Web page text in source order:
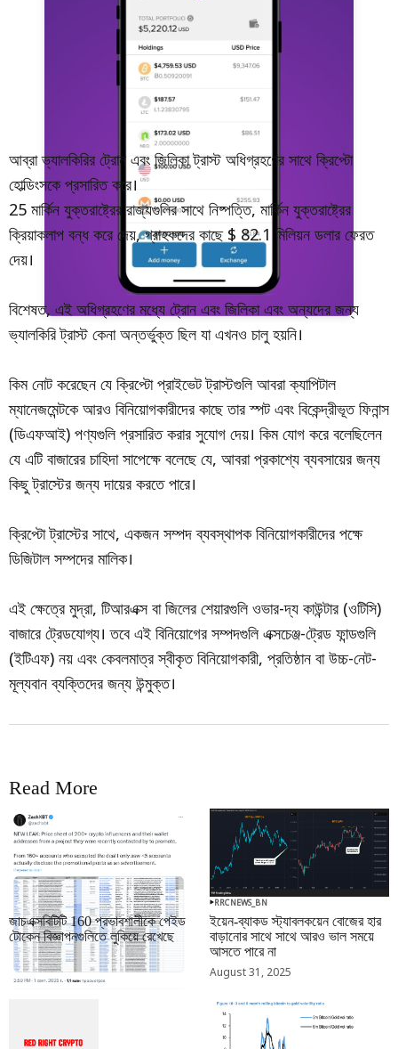
আব্রা ভ্যালকিরির ট্রোন এবং জিলিকা ট্রাস্ট অধিগ্রহণের সাথে ক্রিপ্টো
হোল্ডিংসকে প্রসারিত করে।
25 মার্কিন যুক্তরাষ্ট্রের রাজ্যগুলির সাথে নিষ্পত্তি, মার্কিন যুক্তরাষ্ট্রের
ক্রিয়াকলাপ বন্ধ করে দেয়, গ্রাহকদের কাছে $ 82.1 মিলিয়ন ডলার ফেরত
দেয়।
বিশেষত, এই অধিগ্রহণের মধ্যে ট্রোন এবং জিলিকা এবং অন্যদের জন্য
ভ্যালকিরি ট্রাস্ট কেনা অন্তর্ভুক্ত ছিল যা এখনও চালু হয়নি।
কিম নোট করেছেন যে ক্রিপ্টো প্রাইভেট ট্রাস্টগুলি আবরা ক্যাপিটাল
ম্যানেজমেন্টকে আরও বিনিয়োগকারীদের কাছে তার স্পট এবং বিকেন্দ্রীভূত ফিনান্স
(ডিএফআই) পণ্যগুলি প্রসারিত করার সুযোগ দেয়। কিম যোগ করে বলেছিলেন
যে এটি বাজারের চাহিদা সাপেক্ষে বলেছে যে, আবরা প্রকাশ্যে ব্যবসায়ের জন্য
কিছু ট্রাস্টের জন্য দায়ের করতে পারে।
ক্রিপ্টো ট্রাস্টের সাথে, একজন সম্পদ ব্যবস্থাপক বিনিয়োগকারীদের পক্ষে
ডিজিটাল সম্পদের মালিক।
এই ক্ষেত্রে মুদ্রা, টিআরএক্স বা জিলের শেয়ারগুলি ওভার-দ্য কাউন্টার (ওটিসি)
বাজারে ট্রেডযোগ্য। তবে এই বিনিয়োগের সম্পদগুলি এক্সচেঞ্জ-ট্রেড ফান্ডগুলি
(ইটিএফ) নয় এবং কেবলমাত্র স্বীকৃত বিনিয়োগকারী, প্রতিষ্ঠান বা উচ্চ-নেট-
মূল্যবান ব্যক্তিদের জন্য উন্মুক্ত।
Read More
RRCNEWS_BN
জাচএক্সবিটিটি 160 প্রভাবশালীকে পেইড
টোকেন বিজ্ঞাপনগুলিতে লুকিয়ে রেখেছে
September 01, 2025
RRCNEWS_BN
ইয়েন-ব্যাকড স্ট্যাবলকয়েন বোজের হার
বাড়ানোর সাথে সাথে আরও ভাল সময়ে
আসতে পারে না
August 31, 2025